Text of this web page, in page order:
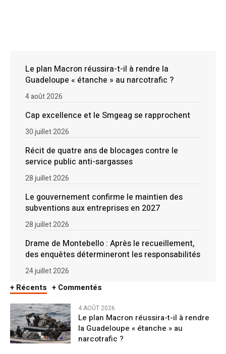
Le plan Macron réussira-t-il à rendre la
Guadeloupe « étanche » au narcotrafic ?
4 août 2026
Cap excellence et le Smgeag se rapprochent
30 juillet 2026
Récit de quatre ans de blocages contre le
service public anti-sargasses
28 juillet 2026
Le gouvernement confirme le maintien des
subventions aux entreprises en 2027
28 juillet 2026
Drame de Montebello : Après le recueillement,
des enquêtes détermineront les responsabilités
24 juillet 2026
+ Récents + Commentés
4 AOÛT 2026
Le plan Macron réussira-t-il à rendre
la Guadeloupe « étanche » au
narcotrafic ?